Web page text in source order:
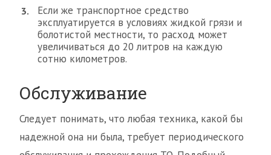
Если же транспортное средство
эксплуатируется в условиях жидкой грязи и
болотистой местности, то расход может
увеличиваться до 20 литров на каждую
сотню километров.
Обслуживание
Следует понимать, что любая техника, какой бы
надежной она ни была, требует периодического